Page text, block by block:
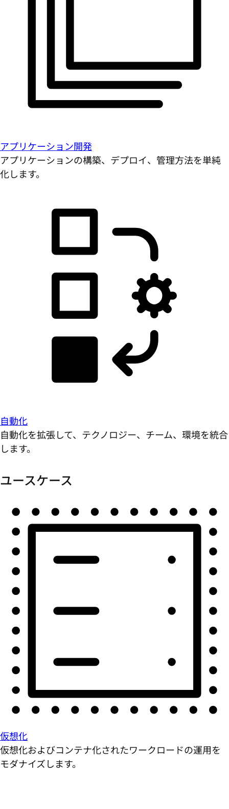
アプリケーション開発
アプリケーションの構築、デプロイ、管理方法を単純
化します。
自動化
自動化を拡張して、テクノロジー、チーム、環境を統合
します。
ユースケース
仮想化
仮想化およびコンテナ化されたワークロードの運用を
モダナイズします。